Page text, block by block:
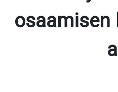
osaamisen